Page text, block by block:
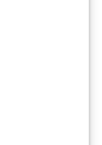
Pot Life
conseillé
du panneau
époxy
aux rayons
dure et
pour les
et grâce à
créer des
paint» et